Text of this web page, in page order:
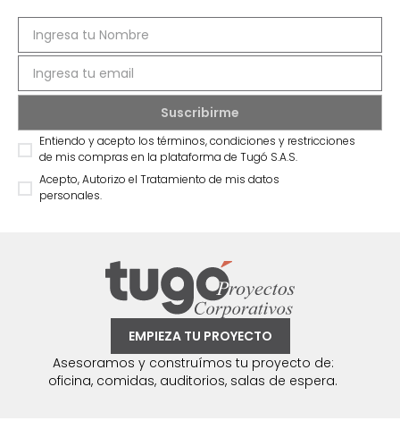
Entiendo y acepto los términos, condiciones y restricciones
de mis compras en la plataforma de Tugó S.A.S.
Acepto, Autorizo el Tratamiento de mis datos
personales.
EMPIEZA TU PROYECTO
Asesoramos y construímos tu proyecto de:
oficina, comidas, auditorios, salas de espera.